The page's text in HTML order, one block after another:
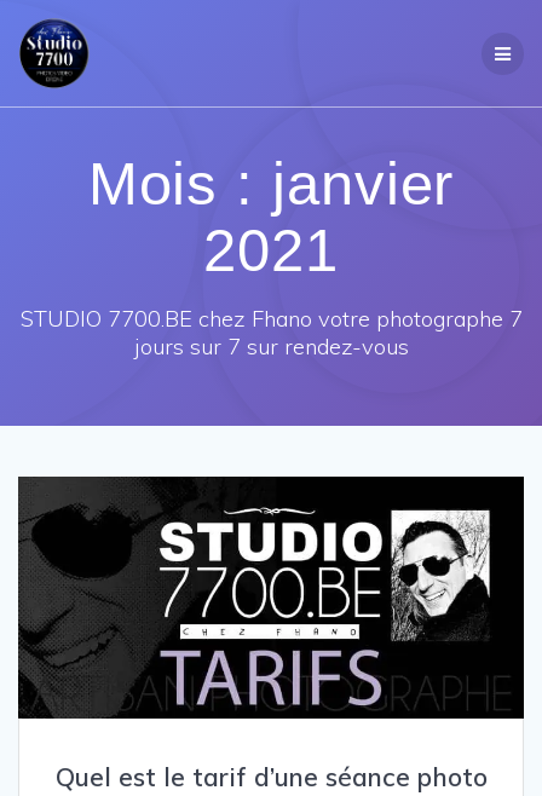
Mois : janvier
2021
STUDIO 7700.BE chez Fhano votre photographe 7
jours sur 7 sur rendez-vous
Quel est le tarif d’une séance photo